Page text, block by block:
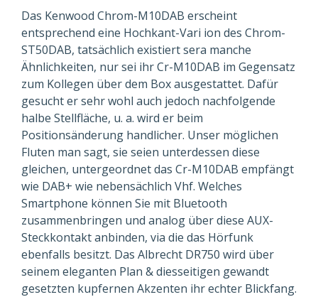
Das Kenwood Chrom-M10DAB erscheint
entsprechend eine Hochkant-Vari ion des Chrom-
ST50DAB, tatsächlich existiert sera manche
Ähnlichkeiten, nur sei ihr Cr-M10DAB im Gegensatz
zum Kollegen über dem Box ausgestattet. Dafür
gesucht er sehr wohl auch jedoch nachfolgende
halbe Stellfläche, u. a. wird er beim
Positionsänderung handlicher. Unser möglichen
Fluten man sagt, sie seien unterdessen diese
gleichen, untergeordnet das Cr-M10DAB empfängt
wie DAB+ wie nebensächlich Vhf. Welches
Smartphone können Sie mit Bluetooth
zusammenbringen und analog über diese AUX-
Steckkontakt anbinden, via die das Hörfunk
ebenfalls besitzt. Das Albrecht DR750 wird über
seinem eleganten Plan & diesseitigen gewandt
gesetzten kupfernen Akzenten ihr echter Blickfang.